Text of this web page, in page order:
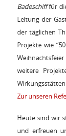
Badeschifffür
Leitung der
der täglichen
Projekte wie
weitere
Zur unseren
Heute sind wir
und erfreuen